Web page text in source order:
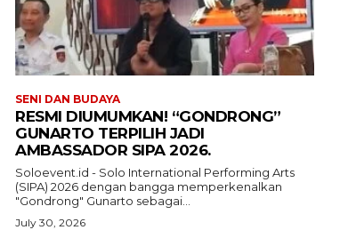
SENI DAN BUDAYA
RESMI DIUMUMKAN! “GONDRONG”
GUNARTO TERPILIH JADI
AMBASSADOR SIPA 2026.
Soloevent.id - Solo International Performing Arts
(SIPA) 2026 dengan bangga memperkenalkan
"Gondrong" Gunarto sebagai...
July 30, 2026